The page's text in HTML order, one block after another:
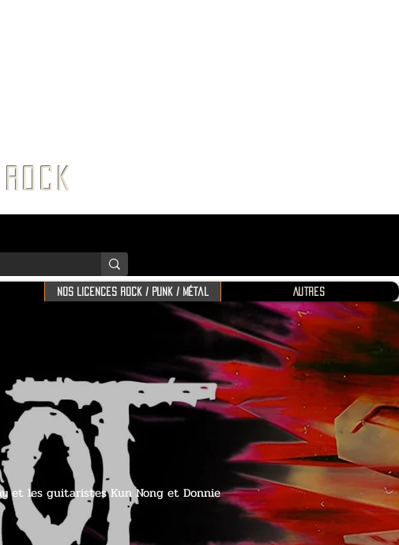
ROCK
Nos Licences Rock / Punk / Métal Autres
et les guitaristes Kun Nong et Donnie